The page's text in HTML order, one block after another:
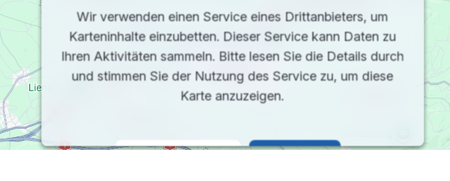
Wir verwenden einen Service eines Drittanbieters, um
Karteninhalte einzubetten. Dieser Service kann Daten zu
Ihren Aktivitäten sammeln. Bitte lesen Sie die Details durch
und stimmen Sie der Nutzung des Service zu, um diese
Karte anzuzeigen.